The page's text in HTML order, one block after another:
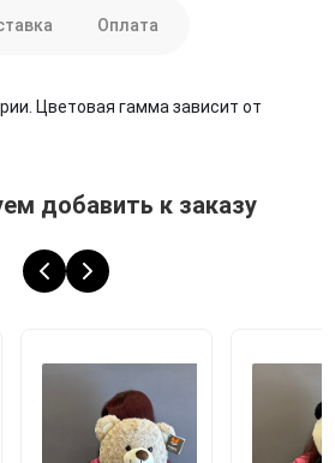
Цветовая гамма зависит от
Оплата
добавить к заказу